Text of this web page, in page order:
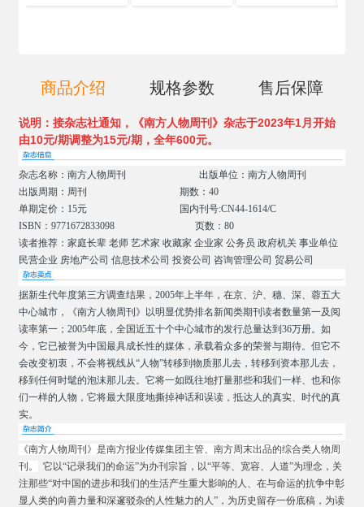
商品介绍 规格参数 售后保障
说明：接杂志社通知，《南方人物周刊》杂志于2023年1月开始
由10元/期调整为15元/期，全年600元。
杂志名称：南方人物周刊 出版单位：南方人物周刊
出版周期：周刊 期数：40
单期定价：15元 国内刊号:CN44-1614/C
ISBN：9771672833098 页数：80
读者推荐：家庭长辈 老师 艺术家 收藏家 企业家 公务员 政府机关 事业单位
民营企业 房地产公司 信息技术公司 投资公司 咨询管理公司 贸易公司
据新生代年度第三方调查结果，2005年上半年，在京、沪、穗、深、蓉五大
中心城市，《南方人物周刊》以明显优势排名新闻类期刊读者数量第一及阅
读率第一；2005年底，全国近五十个中心城市的发行总量达到36万册。如
今，它已被誉为中国最具成长性的媒体，承载着众多的荣誉与期待。但它不
会改变初衷，不会将视线从“人物”转移到物质那儿去，转移到资本那儿去，
移到任何时髦的泡沫那儿去。它将一如既往地打量那些和我们一样、也和你
们一样的人物，它将最大限度地撕掉神话和误读，抵达人的真实、时代的真
实。
《南方人物周刊》是南方报业传媒集团主管、南方周末出品的综合类人物周
刊。
它以“记录我们的命运”为办刊宗旨，以“平等、宽容、人道”为理念，关
注那些“对中国的进步和我们的生活产生重大影响的人、在与命运的抗争中彰
显人类的向善力量和深邃驳杂的人性魅力的人”，为历史留存一份底稿，为读